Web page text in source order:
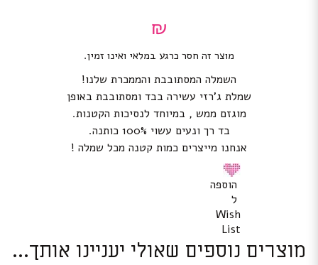
₪
מוצר זה חסר כרגע במלאי ואינו זמין.
השמלה המסתובבת והממכרת שלנו!
שמלת ג’רזי עשירה בבד ומסתובבת באופן
מוגזם ממש , במיוחד לנסיכות הקטנות.
בד רך ונעים עשוי 100% כותנה.
אנחנו מייצרים כמות קטנה מכל שמלה !
הוספה
ל
Wish
List
מוצרים נוספים שאולי יעניינו אותך...